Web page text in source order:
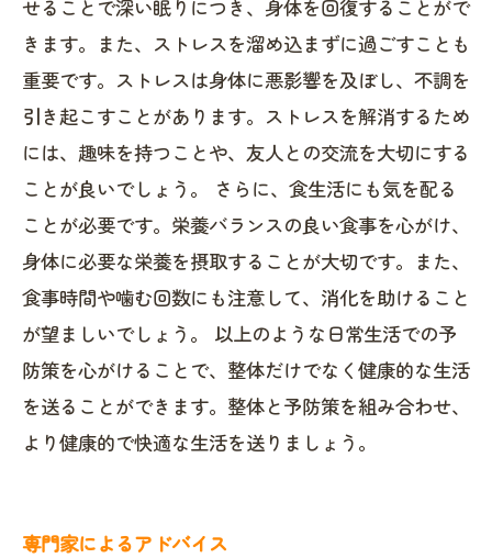
せることで深い眠りにつき、身体を回復することがで
きます。また、ストレスを溜め込まずに過ごすことも
重要です。ストレスは身体に悪影響を及ぼし、不調を
引き起こすことがあります。ストレスを解消するため
には、趣味を持つことや、友人との交流を大切にする
ことが良いでしょう。 さらに、食生活にも気を配る
ことが必要です。栄養バランスの良い食事を心がけ、
身体に必要な栄養を摂取することが大切です。また、
食事時間や噛む回数にも注意して、消化を助けること
が望ましいでしょう。 以上のような日常生活での予
防策を心がけることで、整体だけでなく健康的な生活
を送ることができます。整体と予防策を組み合わせ、
より健康的で快適な生活を送りましょう。
専門家によるアドバイス